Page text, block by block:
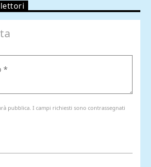
pubblica. I campi richiesti sono contrassegnati